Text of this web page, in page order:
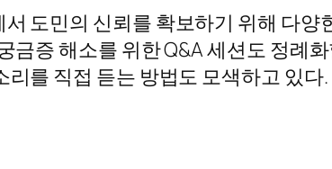
도민의 신뢰를 확보하기 위해 다
금증 해소를 위한 Q&A 세션도 정례
를 직접 듣는 방법도 모색하고 있다.